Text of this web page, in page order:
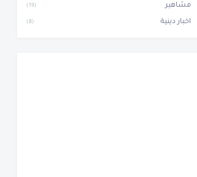
مشاهير (19)
اخبار دينية (8)